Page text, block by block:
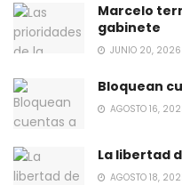
Marcelo
gabinete
JUNIO 20, 2026
Bloquean
AGOSTO 16,
La libertad
AGOSTO 18,